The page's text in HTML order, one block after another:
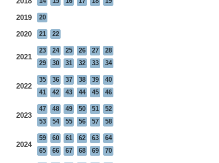
2019 20
2020 21 22
2021
23 24 25 26 27
28
29
30 31 32 33 34
2022
35 36 37 38 39
40
41
42 43 44 45 46
2023
47 48 49 50 51
52
53
54 55 56 57 58
2024
59 60 61 62 63
64
65
66 67 68 69 70